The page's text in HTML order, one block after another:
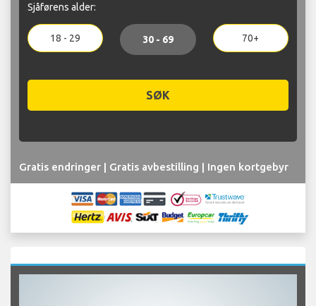
Sjåførens alder:
18 - 29 30 - 69 70+
SØK
Gratis endringer | Gratis avbestilling | Ingen kortgebyr